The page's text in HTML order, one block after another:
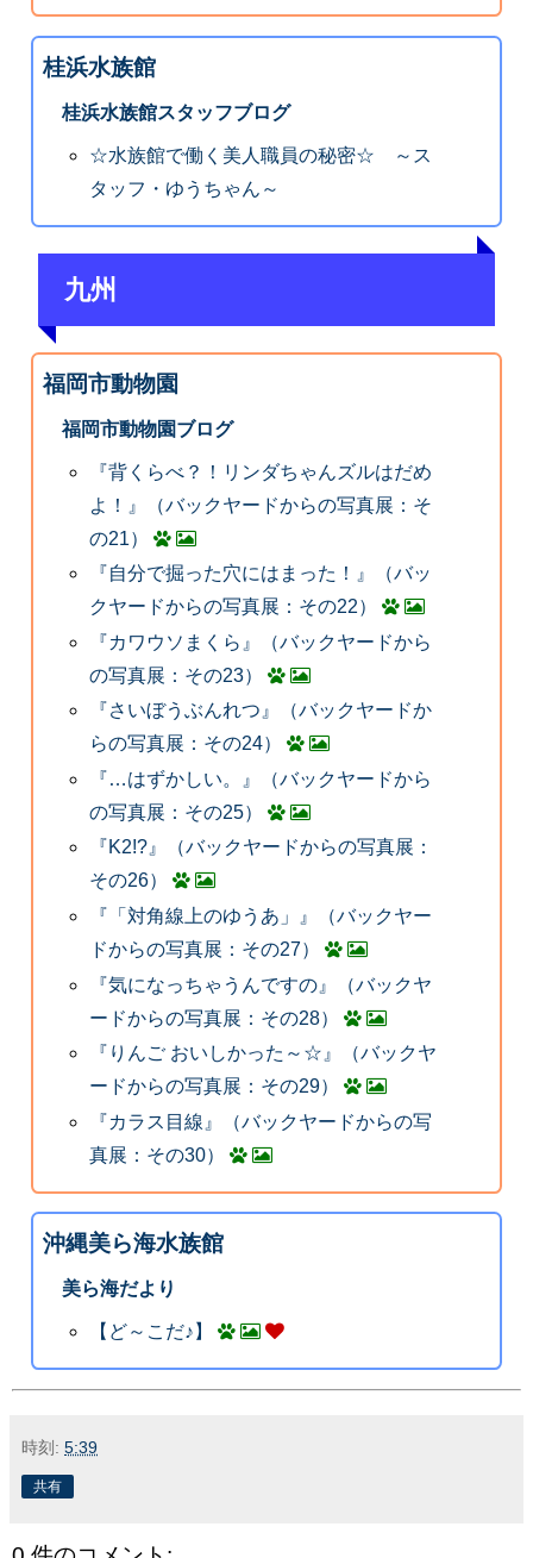
桂浜水族館
桂浜水族館スタッフブログ
☆水族館で働く美人職員の秘密☆ ～ス
タッフ・ゆうちゃん～
九州
福岡市動物園
福岡市動物園ブログ
『背くらべ？！リンダちゃんズルはだめ
よ！』（バックヤードからの写真展：そ
の21）
『自分で掘った穴にはまった！』（バッ
クヤードからの写真展：その22）
『カワウソまくら』（バックヤードから
の写真展：その23）
『さいぼうぶんれつ』（バックヤードか
らの写真展：その24）
『…はずかしい。』（バックヤードから
の写真展：その25）
『K2!?』（バックヤードからの写真展：
その26）
『「対角線上のゆうあ」』（バックヤー
ドからの写真展：その27）
『気になっちゃうんですの』（バックヤ
ードからの写真展：その28）
『りんご おいしかった～☆』（バックヤ
ードからの写真展：その29）
『カラス目線』（バックヤードからの写
真展：その30）
沖縄美ら海水族館
美ら海だより
【ど～こだ♪】
時刻: 5:39
共有